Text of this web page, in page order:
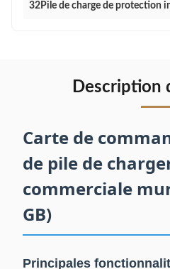
32Pile de charge de protection
Description
Carte de
de pile de
commerciale
GB)
Principales